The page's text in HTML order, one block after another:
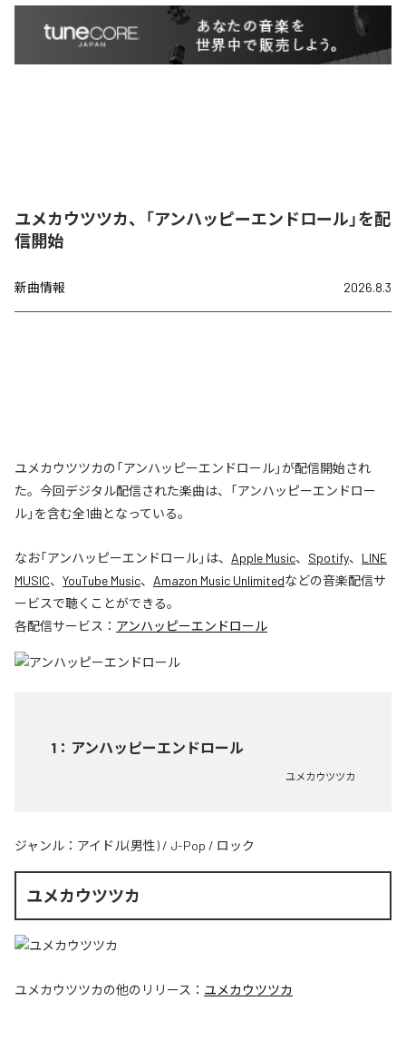
ユメカウツツカ、「アンハッピーエンドロール」を配
信開始
新曲情報 2026.8.3
ユメカウツツカの「アンハッピーエンドロール」が配信開始され
た。今回デジタル配信された楽曲は、「アンハッピーエンドロー
ル」を含む全1曲となっている。
なお「アンハッピーエンドロール」は、 Apple Music、 Spotify、 LINE
MUSIC、 YouTube Music、 Amazon Music Unlimitedなどの音楽配信サ
ービスで聴くことができる。
各配信サービス： アンハッピーエンドロール
1 ： アンハッピーエンドロール
ユメカウツツカ
ジャンル： アイドル(男性) / J-Pop / ロック
ユメカウツツカ
ユメカウツツカの他のリリース： ユメカウツツカ